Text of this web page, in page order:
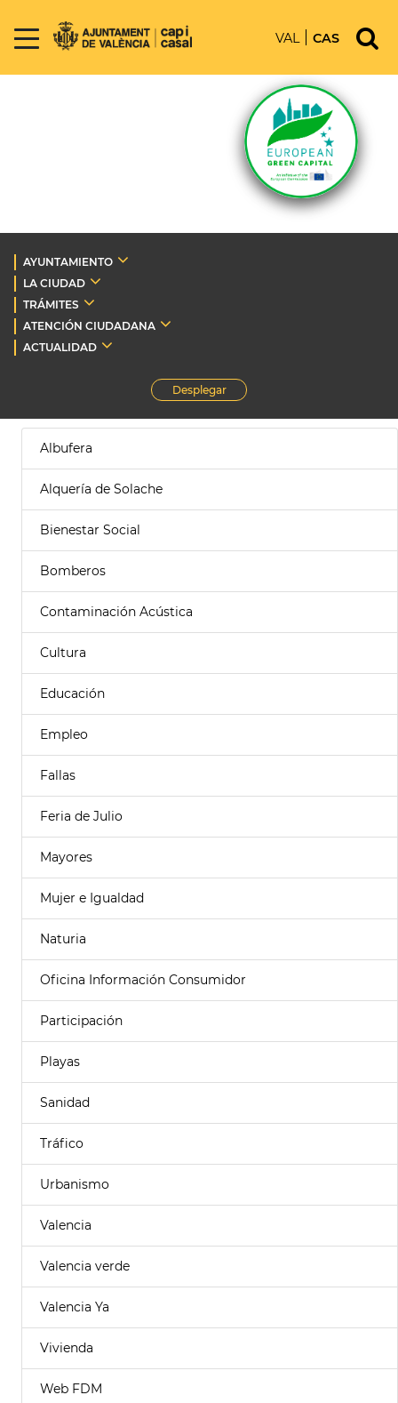
VAL CAS
AYUNTAMIENTO
LA CIUDAD
TRÁMITES
ATENCIÓN CIUDADANA
ACTUALIDAD
Desplegar
Albufera
Alquería de Solache
Bienestar Social
Bomberos
Contaminación Acústica
Cultura
Educación
Empleo
Fallas
Feria de Julio
Mayores
Mujer e Igualdad
Naturia
Oficina Información Consumidor
Participación
Playas
Sanidad
Tráfico
Urbanismo
Valencia
Valencia verde
Valencia Ya
Vivienda
Web FDM